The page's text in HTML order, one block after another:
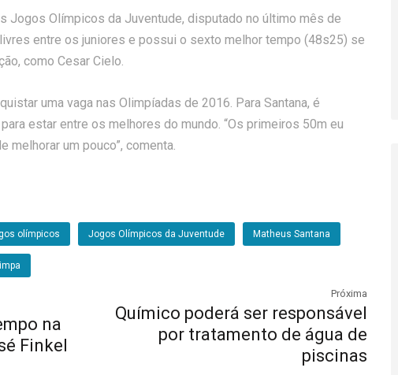
Jogos Olímpicos da Juventude, disputado no último mês de
entre os juniores e possui o sexto melhor tempo (48s25) se
como Cesar Cielo.
uma vaga nas Olimpíadas de 2016. Para Santana, é
estar entre os melhores do mundo. “Os primeiros 50m eu
melhorar um pouco”, comenta.
olímpicos Jogos Olímpicos da Juventude Matheus Santana
na
Finkel
Próxima
Químico poderá ser responsável
por tratamento de água de
piscinas